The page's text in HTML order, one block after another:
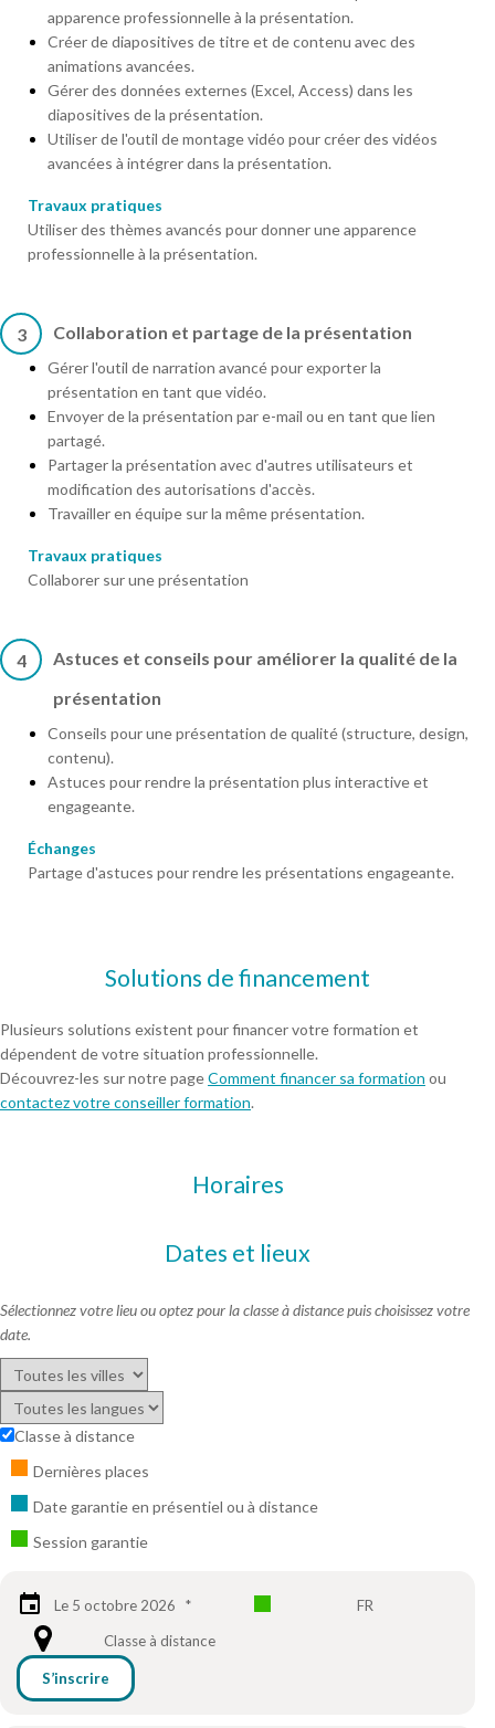
apparence professionnelle à la présentation.
Créer de diapositives de titre et de contenu avec des
animations avancées.
Gérer des données externes (Excel, Access) dans les
diapositives de la présentation.
Utiliser de l'outil de montage vidéo pour créer des vidéos
avancées à intégrer dans la présentation.
Travaux pratiques
Utiliser des thèmes avancés pour donner une apparence
professionnelle à la présentation.
3 Collaboration et partage de la présentation
Gérer l'outil de narration avancé pour exporter la
présentation en tant que vidéo.
Envoyer de la présentation par e-mail ou en tant que lien
partagé.
Partager la présentation avec d'autres utilisateurs et
modification des autorisations d'accès.
Travailler en équipe sur la même présentation.
Travaux pratiques
Collaborer sur une présentation
4
Astuces et conseils pour améliorer la qualité de la
présentation
Conseils pour une présentation de qualité (structure, design,
contenu).
Astuces pour rendre la présentation plus interactive et
engageante.
Échanges
Partage d'astuces pour rendre les présentations engageante.
Solutions de financement
Plusieurs solutions existent pour financer votre formation et
dépendent de votre situation professionnelle.
Découvrez-les sur notre pageComment financer sa formation ou
contactez votre conseiller formation.
Horaires
Dates et lieux
Sélectionnez votre lieu ou optez pour la classe à distance puis choisissez votre
date.
Classe à distance
Dernières places
Date garantie en présentiel ou à distance
Session garantie
Le 5 octobre 2026 *
FR
Classe à distance
S’inscrire